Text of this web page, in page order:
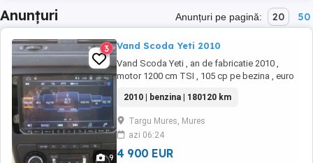
Anunțuri Anunțuri pe pagină: 20 50
9
3 Vand Scoda Yeti 2010
Vand Scoda Yeti , an de fabricatie 2010 ,
motor 1200 cm TSI , 105 cp pe bezina , euro
electrice , I.T.P. valabil 15. 07. 2027, are clima
si e dublu climatronic , cu senzori de parcare,
in stare foarte buna si toate actele in regula
.Proprietar..
2010 | benzina | 180120 km
Targu Mures, Mures
azi 06:24
4 900 EUR